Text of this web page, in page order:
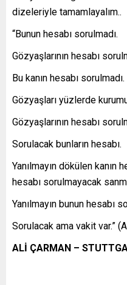
dizeleriyle tamamlayalım..
“Bunun hesabı sorulmadı.
Gözyaşlarının hesabı
Bu kanın hesabı sorulmadı.
Gözyaşları yüzlerde
Gözyaşlarının hesabı
Sorulacak bunların hesabı.
Yanılmayın dökülen kanın
hesabı sorulmayacak
Yanılmayın bunun hesabı
Sorulacak ama vakit var.”
ALİ ÇARMAN –